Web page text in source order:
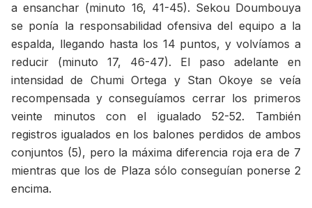
a ensanchar (minuto 16, 41-45). Sekou Doumbouya
se ponía la responsabilidad ofensiva del equipo a la
espalda, llegando hasta los 14 puntos, y volvíamos a
reducir (minuto 17, 46-47). El paso adelante en
intensidad de Chumi Ortega y Stan Okoye se veía
recompensada y conseguíamos cerrar los primeros
veinte minutos con el igualado 52-52. También
registros igualados en los balones perdidos de ambos
conjuntos (5), pero la máxima diferencia roja era de 7
mientras que los de Plaza sólo conseguían ponerse 2
encima.